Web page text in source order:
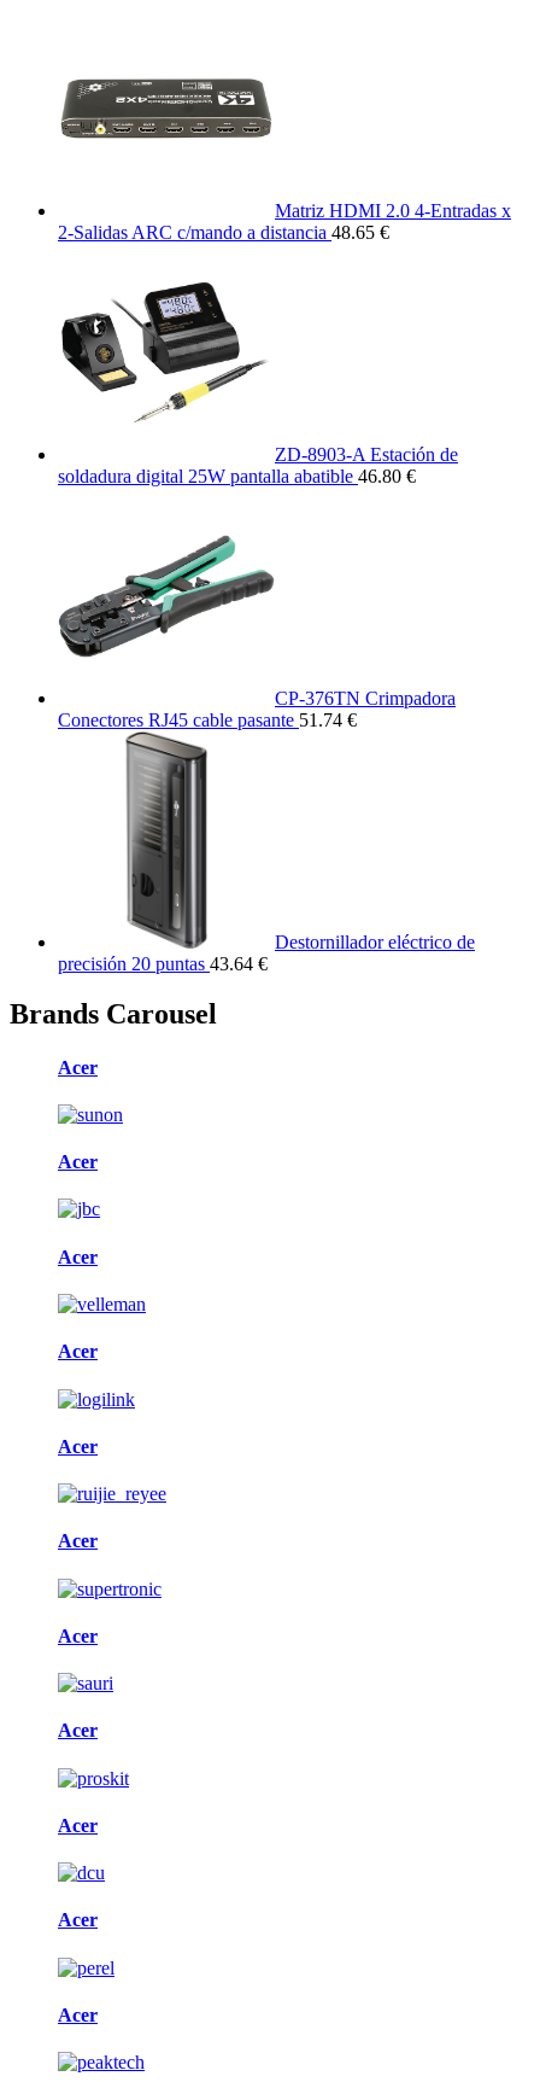
Matriz HDMI 2.0 4-Entradas x
2-Salidas ARC c/mando a distancia 48.65 €
ZD-8903-A Estación de
soldadura digital 25W pantalla abatible 46.80 €
CP-376TN Crimpadora
Conectores RJ45 cable pasante 51.74 €
Destornillador eléctrico de
precisión 20 puntas 43.64 €
Brands Carousel
Acer
Acer
Acer
Acer
Acer
Acer
Acer
Acer
Acer
Acer
Acer